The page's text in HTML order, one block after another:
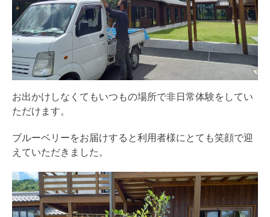
お出かけしなくてもいつもの場所で非日常体験をしてい
ただけます。
ブルーベリーをお届けすると利用者様にとても笑顔で迎
えていただきました。